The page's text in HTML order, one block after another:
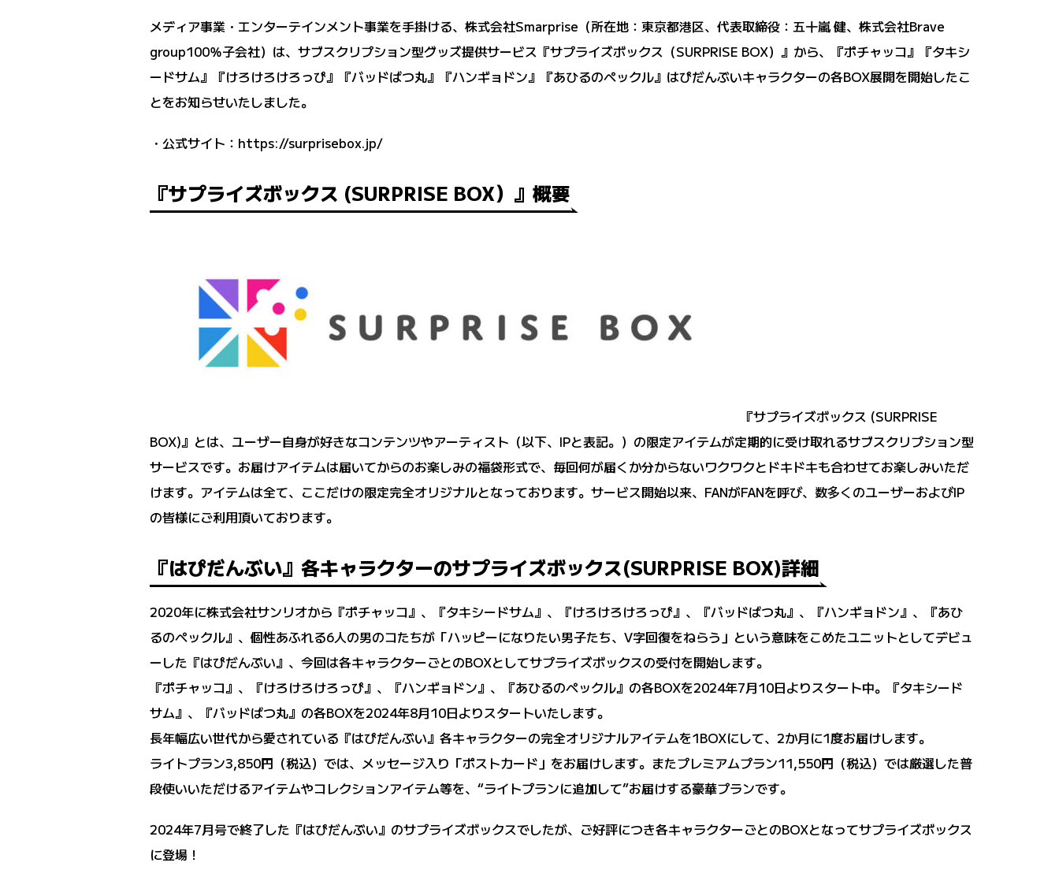
メディア事業・エンターテインメント事業を手掛ける、株式会社Smarprise（所在地：東京都港区、代表取締役：五十嵐 健、株式会社Brave
group100％子会社）は、サブスクリプション型グッズ提供サービス『サプライズボックス（SURPRISE BOX）』から、『ポチャッコ』『タキシ
ードサム』『けろけろけろっぴ』『バッドばつ丸』『ハンギョドン』『あひるのペックル』はぴだんぶいキャラクターの各BOX展開を開始したこ
とをお知らせいたしました。
・公式サイト： https://surprisebox.jp/
『サプライズボックス (SURPRISE BOX）』概要
『サプライズボックス (SURPRISE
BOX)』とは、ユーザー自身が好きなコンテンツやアーティスト（以下、IPと表記。）の限定アイテムが定期的に受け取れるサブスクリプション型
サービスです。お届けアイテムは届いてからのお楽しみの福袋形式で、毎回何が届くか分からないワクワクとドキドキも合わせてお楽しみいただ
けます。アイテムは全て、ここだけの限定完全オリジナルとなっております。サービス開始以来、FANがFANを呼び、数多くのユーザーおよびIP
の皆様にご利用頂いております。
『はぴだんぶい』各キャラクターのサプライズボックス(SURPRISE BOX)詳細
2020年に株式会社サンリオから『ポチャッコ』、『タキシードサム』、『けろけろけろっぴ』、『バッドばつ丸』、『ハンギョドン』、『あひ
るのペックル』、個性あふれる6人の男のコたちが「ハッピーになりたい男子たち、V字回復をねらう」という意味をこめたユニットとしてデビュ
ーした『はぴだんぶい』、今回は各キャラクターごとのBOXとしてサプライズボックスの受付を開始します。
『ポチャッコ』、『けろけろけろっぴ』、『ハンギョドン』、『あひるのペックル』の各BOXを2024年7月10日よりスタート中。『タキシード
サム』、『バッドばつ丸』の各BOXを2024年8月10日よりスタートいたします。
長年幅広い世代から愛されている『はぴだんぶい』各キャラクターの完全オリジナルアイテムを1BOXにして、2か月に1度お届けします。
ライトプラン3,850円（税込）では、メッセージ入り「ポストカード」をお届けします。またプレミアムプラン11,550円（税込）では厳選した普
段使いいただけるアイテムやコレクションアイテム等を、“ライトプランに追加して”お届けする豪華プランです。
2024年7月号で終了した『はぴだんぶい』のサプライズボックスでしたが、ご好評につき各キャラクターごとのBOXとなってサプライズボックス
に登場！